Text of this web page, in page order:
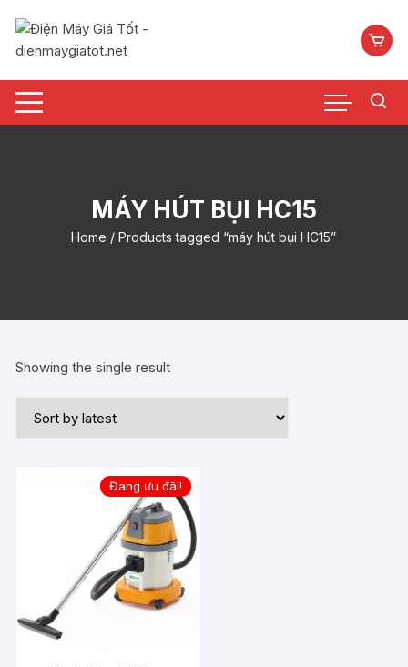
nội
MÁY HÚT BỤI HC15
Home / Products tagged “máy hút bụi HC15”
Showing the single result
Đang ưu đãi!